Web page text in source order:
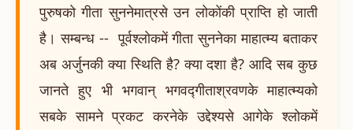
पुरुषको गीता सुननेमात्रसे उन लोकोंकी प्राप्ति हो जाती
है। सम्बन्ध -- पूर्वश्लोकमें गीता सुननेका माहात्म्य बताकर
अब अर्जुनकी क्या स्थिति है? क्या दशा है? आदि सब कुछ
जानते हुए भी भगवान् भगवद्गीताश्रवणके माहात्म्यको
सबके सामने प्रकट करनेके उद्देश्यसे आगेके श्लोकमें